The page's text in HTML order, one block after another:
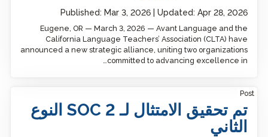
Published: Mar 3, 2026 Updated:Apr 28, 2026
Eugene, OR — March 3, 2026 — Avant Language and the
California Language Teachers’ Association (CLTA) have
announced a new strategic alliance, uniting two organizations
committed to advancing excellence in…
Post
تم تحقيق الامتثال لـ SOC 2 النوع
الثاني
SOC 2 Type II Compliance Achieved